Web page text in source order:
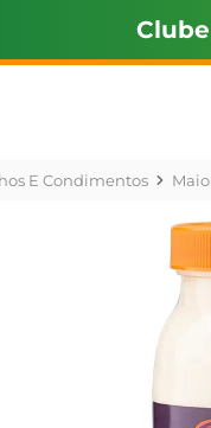
E Condimentos